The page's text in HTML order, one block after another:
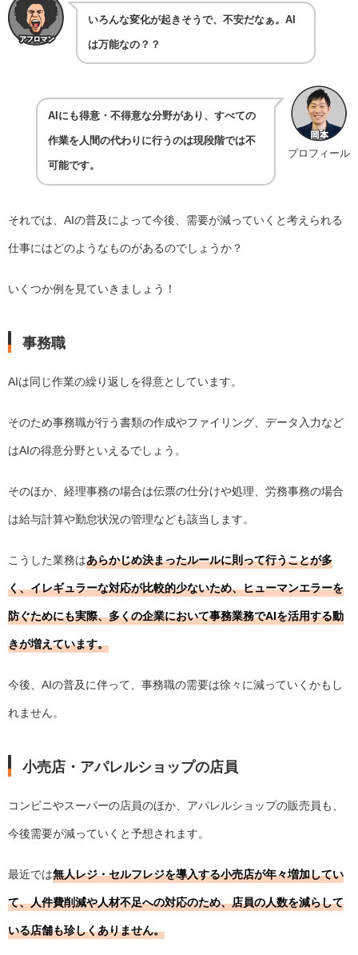
いろんな変化が起きそうで、不安だなぁ。AI
は万能なの？？
プロフィール
AIにも得意・不得意な分野があり、すべての
作業を人間の代わりに行うのは現段階では不
可能です。
それでは、AIの普及によって今後、需要が減っていくと考えられる
仕事にはどのようなものがあるのでしょうか？
いくつか例を見ていきましょう！
事務職
AIは同じ作業の繰り返しを得意としています。
そのため事務職が行う書類の作成やファイリング、データ入力など
はAIの得意分野といえるでしょう。
そのほか、経理事務の場合は伝票の仕分けや処理、労務事務の場合
は給与計算や勤怠状況の管理なども該当します。
こうした業務はあらかじめ決まったルールに則って行うことが多
く、イレギュラーな対応が比較的少ないため、ヒューマンエラーを
防ぐためにも実際、多くの企業において事務業務でAIを活用する動
きが増えています。
今後、AIの普及に伴って、事務職の需要は徐々に減っていくかもし
れません。
小売店・アパレルショップの店員
コンビニやスーパーの店員のほか、アパレルショップの販売員も、
今後需要が減っていくと予想されます。
最近では無人レジ・セルフレジを導入する小売店が年々増加してい
て、人件費削減や人材不足への対応のため、店員の人数を減らして
いる店舗も珍しくありません。